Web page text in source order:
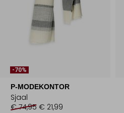
-70%
P-MODEKONTOR
Sjaal
€ 74,95 € 21,99